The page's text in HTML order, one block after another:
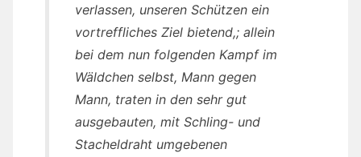
verlassen, unseren Schützen ein
vortreffliches Ziel bietend,; allein
bei dem nun folgenden Kampf im
Wäldchen selbst, Mann gegen
Mann, traten in den sehr gut
ausgebauten, mit Schling- und
Stacheldraht umgebenen